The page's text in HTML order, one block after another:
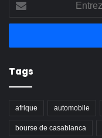
votre
adresse
Tags
afrique automobile
bourse de casablanca